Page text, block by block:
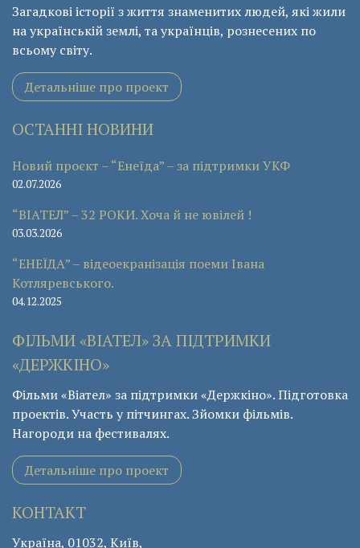
Загадкові історії з життя знаменитих людей, які жили
на українській землі, та українців, рознесених по
всьому світу.
Детальніше про проект
ОСТАННІ НОВИНИ
Новий проєкт – “Енеїда” – за підтримки УКФ
02.07.2026
“ВІАТЕЛ” – 32 РОКИ. Хоча й не ювілей !
03.03.2026
“ЕНЕЇДА” – відеоекранізація поеми Івана
Котляревського.
04.12.2025
ФІЛЬМИ «ВІАТЕЛ» ЗА ПІДТРИМКИ
«ДЕРЖКІНО»
Фільми «Віател» за підтримки «Держкіно». Підготовка
проектів. Участь у пітчингах. Зйомки фільмів.
Нагороди на фестивалях.
Детальніше про проект
КОНТАКТ
Україна, 01032, Київ,